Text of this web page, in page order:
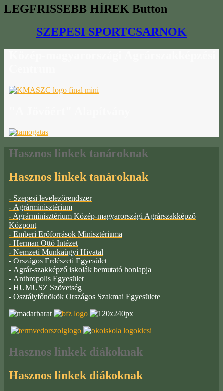
LEGFRISSEBB HÍREK Button
SZEPESI SPORTCSARNOK
Hasznos linkek tanároknak
Hasznos linkek tanároknak
- Szepesi levelezőrendszer
- Agrárminisztérium
- Agrárminisztérium Közép-magyarországi Agrárszakképző
Központ
- Emberi Erőforrások Minisztériuma
- Herman Ottó Intézet
- Nemzeti Munkaügyi Hivatal
- Országos Erdészeti Egyesület
- Agrár-szakképző iskolák bemutató honlapja
- Anthropolis Egyesület
- HUMUSZ Szövetség
- Osztályfőnökök Országos Szakmai Egyesülete
Hasznos linkek diákoknak
Hasznos linkek diákoknak